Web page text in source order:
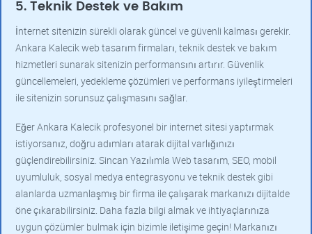
5. Teknik Destek ve Bakım
İnternet sitenizin sürekli olarak güncel ve güvenli kalması gerekir.
Ankara Kalecik web tasarım firmaları, teknik destek ve bakım
hizmetleri sunarak sitenizin performansını artırır. Güvenlik
güncellemeleri, yedekleme çözümleri ve performans iyileştirmeleri
ile sitenizin sorunsuz çalışmasını sağlar.
Eğer Ankara Kalecik profesyonel bir internet sitesi yaptırmak
istiyorsanız, doğru adımları atarak dijital varlığınızı
güçlendirebilirsiniz. Sincan Yazılımla Web tasarım, SEO, mobil
uyumluluk, sosyal medya entegrasyonu ve teknik destek gibi
alanlarda uzmanlaşmış bir firma ile çalışarak markanızı dijitalde
öne çıkarabilirsiniz. Daha fazla bilgi almak ve ihtiyaçlarınıza
uygun çözümler bulmak için bizimle iletişime geçin! Markanızı